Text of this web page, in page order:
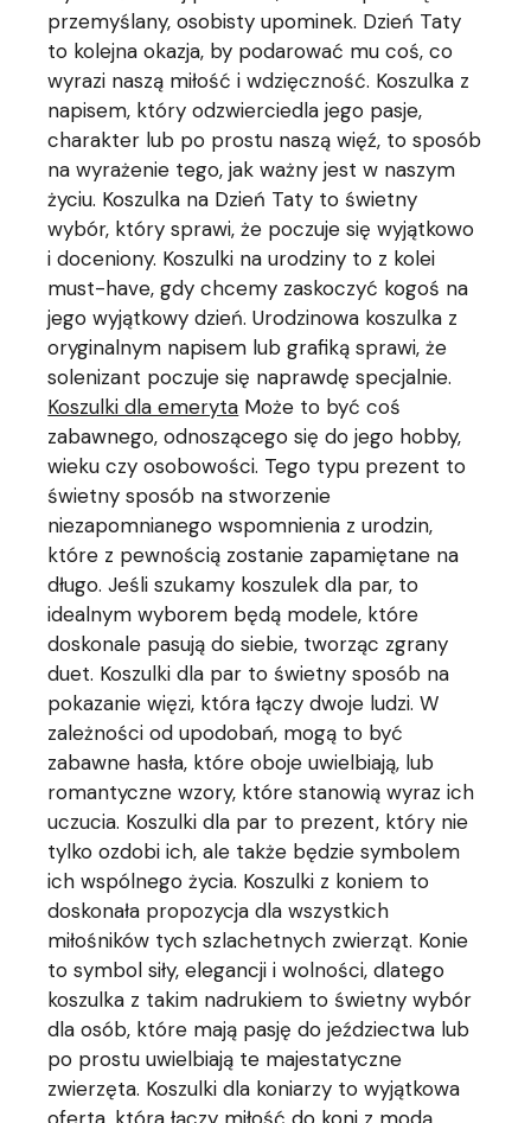
przemyślany, osobisty upominek. Dzień Taty
to kolejna okazja, by podarować mu coś, co
wyrazi naszą miłość i wdzięczność. Koszulka z
napisem, który odzwierciedla jego pasje,
charakter lub po prostu naszą więź, to sposób
na wyrażenie tego, jak ważny jest w naszym
życiu. Koszulka na Dzień Taty to świetny
wybór, który sprawi, że poczuje się wyjątkowo
i doceniony. Koszulki na urodziny to z kolei
must-have, gdy chcemy zaskoczyć kogoś na
jego wyjątkowy dzień. Urodzinowa koszulka z
oryginalnym napisem lub grafiką sprawi, że
solenizant poczuje się naprawdę specjalnie.
Koszulki dla emeryta Może to być coś
zabawnego, odnoszącego się do jego hobby,
wieku czy osobowości. Tego typu prezent to
świetny sposób na stworzenie
niezapomnianego wspomnienia z urodzin,
które z pewnością zostanie zapamiętane na
długo. Jeśli szukamy koszulek dla par, to
idealnym wyborem będą modele, które
doskonale pasują do siebie, tworząc zgrany
duet. Koszulki dla par to świetny sposób na
pokazanie więzi, która łączy dwoje ludzi. W
zależności od upodobań, mogą to być
zabawne hasła, które oboje uwielbiają, lub
romantyczne wzory, które stanowią wyraz ich
uczucia. Koszulki dla par to prezent, który nie
tylko ozdobi ich, ale także będzie symbolem
ich wspólnego życia. Koszulki z koniem to
doskonała propozycja dla wszystkich
miłośników tych szlachetnych zwierząt. Konie
to symbol siły, elegancji i wolności, dlatego
koszulka z takim nadrukiem to świetny wybór
dla osób, które mają pasję do jeździectwa lub
po prostu uwielbiają te majestatyczne
zwierzęta. Koszulki dla koniarzy to wyjątkowa